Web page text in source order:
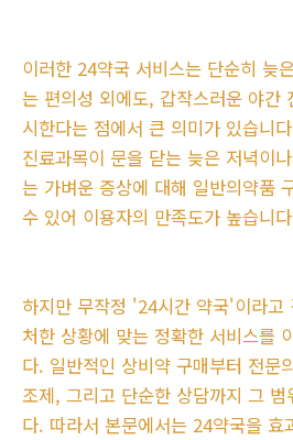
이러한 24약국 서비스는 단순히 늦
는 편의성 외에도, 갑작스러운 야간
시한다는 점에서 큰 의미가 있습니
진료과목이 문을 닫는 늦은 저녁이
는 가벼운 증상에 대해 일반의약품
수 있어 이용자의 만족도가 높습니
하지만 무작정 '24시간 약국'이라고
처한 상황에 맞는 정확한 서비스를
다. 일반적인 상비약 구매부터 전문
조제, 그리고 단순한 상담까지 그 범
다. 따라서 본문에서는 24약국을 효